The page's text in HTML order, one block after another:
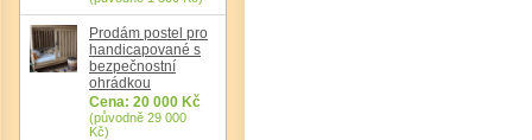
Prodám postel pro
handicapované s
bezpečnostní
ohrádkou
Cena: 20 000 Kč
(původně 29 000
Kč)